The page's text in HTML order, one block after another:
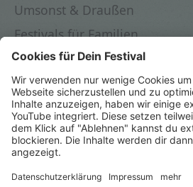
Umsonst & Draußen
Festivals für Familien
Festivals in Deutschland
Festivals 2026
Dein Festival
Festival eintragen